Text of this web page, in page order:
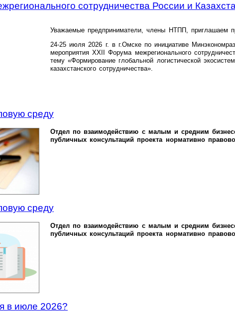
сотрудничества России и
Уважаемые предприниматели, члены НТПП, приглашаем
24-25 июля 2026 г. в г.Омске по инициативе
мероприятия XXII Форума межрегионального
тему «Формирование глобальной логистической
казахстанского сотрудничества».
среду
Отдел по взаимодействию с малым и средним
публичных консультаций проекта нормативно
среду
Отдел по взаимодействию с малым и средним
публичных консультаций проекта нормативно
в июле 2026?